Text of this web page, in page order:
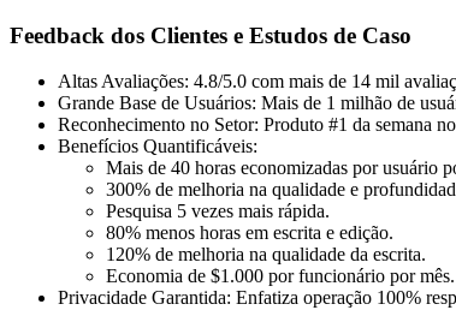
Feedback dos Clientes e Estudos de Caso
Altas Avaliações: 4.8/5.0 com mais de 14 mil
Grande Base de Usuários: Mais de 1 milhão de
Reconhecimento no Setor: Produto #1 da semana
Benefícios Quantificáveis:
Mais de 40 horas economizadas por usuário
300% de melhoria na qualidade e
Pesquisa 5 vezes mais rápida.
80% menos horas em escrita e edição.
120% de melhoria na qualidade da escrita.
Economia de $1.000 por funcionário por mês.
Privacidade Garantida: Enfatiza operação 100%